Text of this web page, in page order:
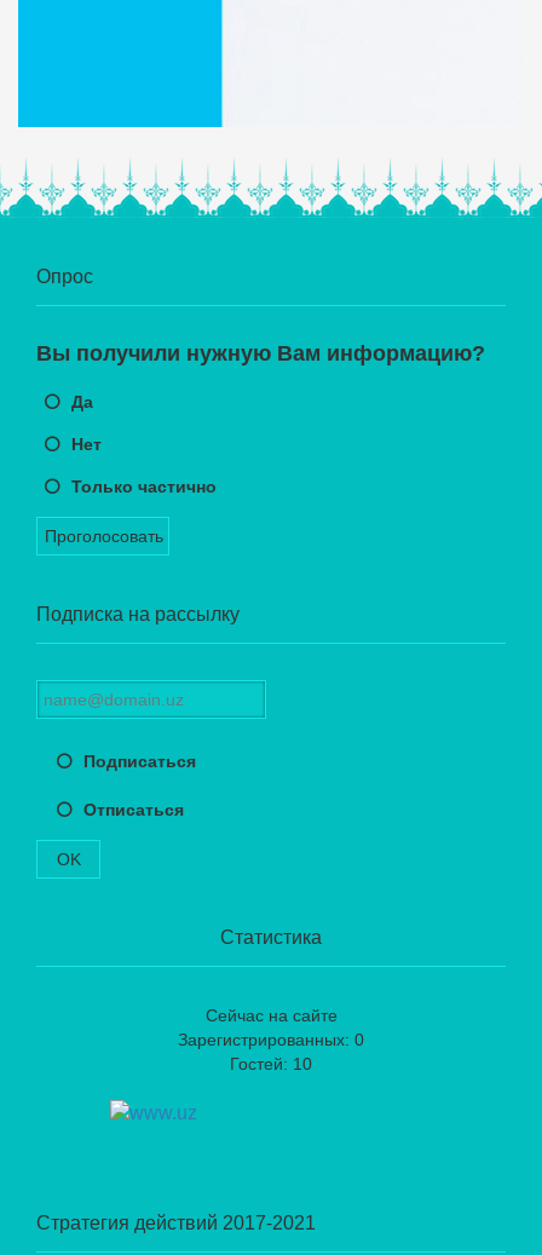
Опрос
Вы получили нужную Вам информацию?
Да
Нет
Только частично
Проголосовать
Подписка на рассылку
Подписаться
Отписаться
OK
Статистика
Сейчас на сайте
Зарегистрированных: 0
Гостей: 10
Стратегия действий 2017-2021